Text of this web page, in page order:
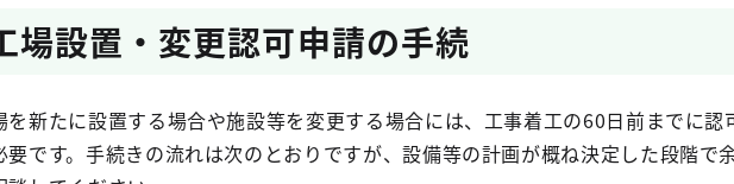
場設置・変更認可申請の手続
新たに設置する場合や施設等を変更する場合には、工事着工の60日前までに認
要です。手続きの流れは次のとおりですが、設備等の計画が概ね決定した段階で